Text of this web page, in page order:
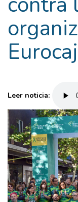
Leer noticia: